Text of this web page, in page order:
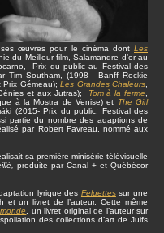
œuvres pour le cinéma dont Les
du Meilleur film, Salamandre d’or au
Prix du public au Festival des
Tim Southam, (1998 - Banff Rockie
Gémeau); Les Grandes Chaleurs
et aux Jutras);
Tom à la ferme
à la Mostra de Venise) et The Girl
(2015- Prix du public, Festival des
partie du nombre des adaptions de
par Robert Favreau, nommé aux
sa première minisérie télévisuelle
produite par Canal + et Québécor
lyrique des Feluettessur une
et un livret de l’auteur. Cette même
, un livret original de l’auteur sur
des collections d’art de Juifs